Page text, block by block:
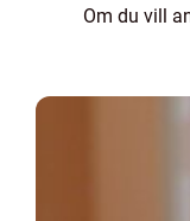
Om du vill